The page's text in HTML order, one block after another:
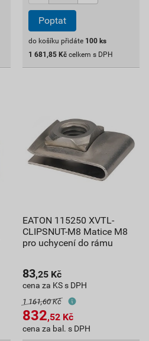
Poptat
do košíku přidáte 100 ks
1 681,85 Kč celkem s DPH
EATON 115250 XVTL-
CLIPSNUT-M8 Matice M8
pro uchycení do rámu
83,25 Kč
cena za KS s DPH
1 161,60 Kč
832,52 Kč
cena za bal. s DPH